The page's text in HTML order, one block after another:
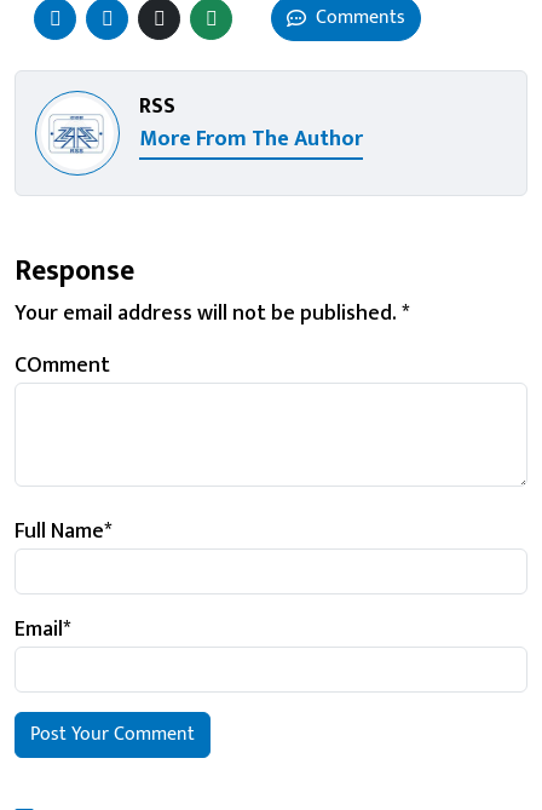
Comments
RSS
More From The Author
Response
Your email address will not be published.*
COmment
Full Name*
Email*